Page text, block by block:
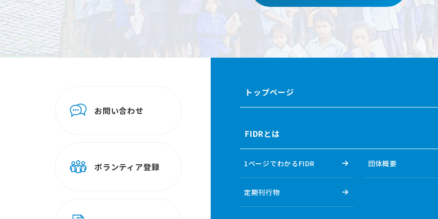
お問い合わせ
ボランティア登録
トップページ
FIDRとは
1ページでわかるFIDR 団体概要
定期刊行物